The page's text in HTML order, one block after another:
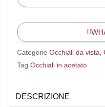
Categorie Occhiali da vista,
Tag Occhiali in acetato
DESCRIZIONE